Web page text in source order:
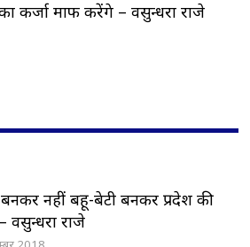
कर्जा माफ करेंगे – वसुन्धरा राजे
बनकर नहीं बहू-बेटी बनकर प्रदेश की
वसुन्धरा राजे